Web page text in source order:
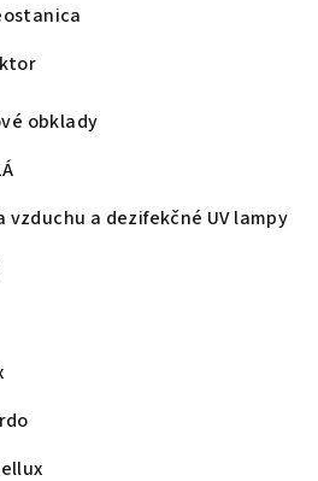
obklady
vzduchu a dezifekčné UV lampy